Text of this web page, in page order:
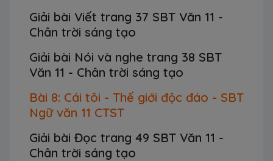
Giải bài Viết trang 37 SBT Văn 11 -
Chân trời sáng tạo
Giải bài Nói và nghe trang 38 SBT
Văn 11 - Chân trời sáng tạo
Bài 8: Cái tôi - Thế giới độc đáo - SBT
Ngữ văn 11 CTST
Giải bài Đọc trang 49 SBT Văn 11 -
Chân trời sáng tạo